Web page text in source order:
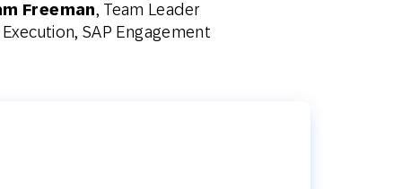
Freeman, Team Leader
SAP Engagement